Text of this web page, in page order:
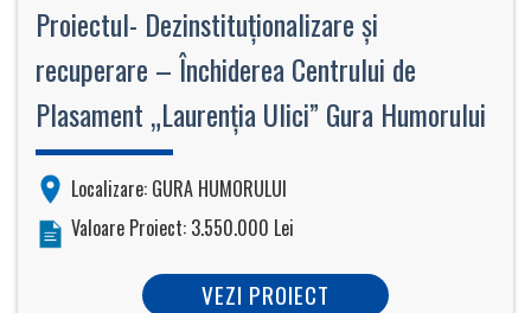
Proiectul- Dezinstituţionalizare şi
recuperare – Închiderea Centrului de
Plasament „Laurenţia Ulici” Gura Humorului
Localizare: GURA HUMORULUI
Valoare Proiect: 3.550.000 Lei
VEZI PROIECT